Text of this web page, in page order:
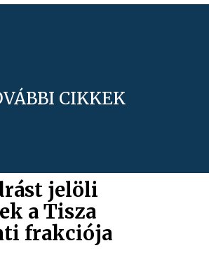
CIKKEK
jelöli
a Tisza
frakciója